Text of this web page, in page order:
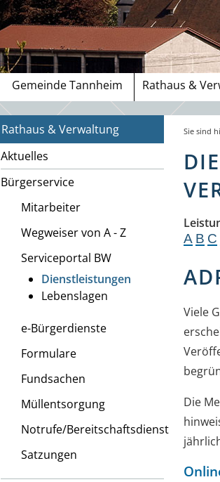
Gemeinde Tannheim Rathaus &
Rathaus & Verwaltung
Aktuelles
Bürgerservice
Mitarbeiter
Wegweiser von A - Z
Serviceportal BW
Dienstleistungen
Lebenslagen
e-Bürgerdienste
Formulare
Fundsachen
Müllentsorgung
Notrufe/Bereitschaftsdienst
Satzungen
Sie sind
A B C
Viele
Die